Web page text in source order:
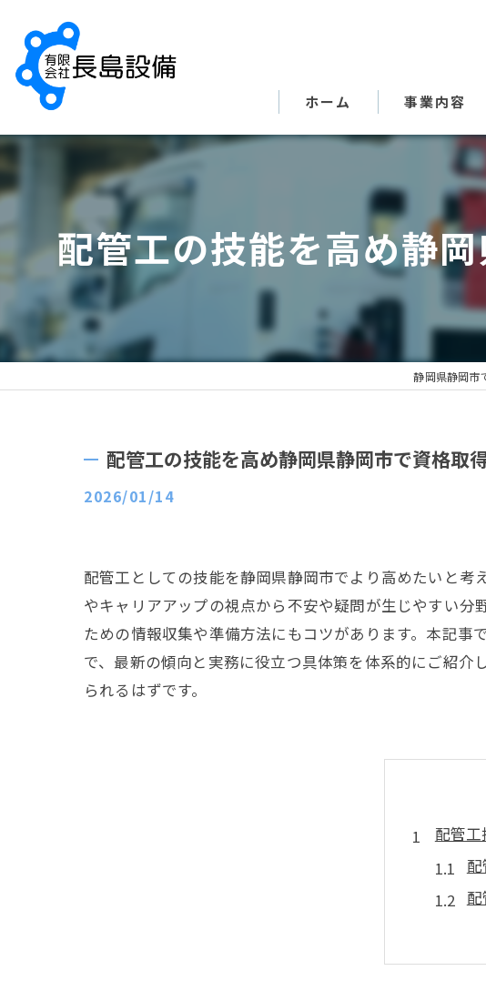
ホーム 事業内容
配管工の技能を高め静
静岡県静岡市
配管工の技能を高め静岡県静岡市で資格取
2026/01/14
配管工としての技能を静岡県静岡市でより高めたいと
やキャリアアップの視点から不安や疑問が生じやすい
ための情報収集や準備方法にもコツがあります。本記
で、最新の傾向と実務に役立つ具体策を体系的にご紹
られるはずです。
配管